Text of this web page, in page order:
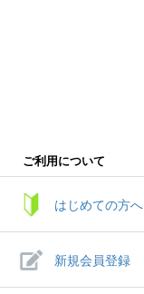
ご利用について
はじめての方へ
新規会員登録